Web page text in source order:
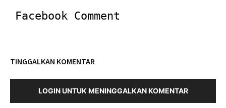
Facebook Comment
TINGGALKAN KOMENTAR
LOGIN UNTUK MENINGGALKAN KOMENTAR